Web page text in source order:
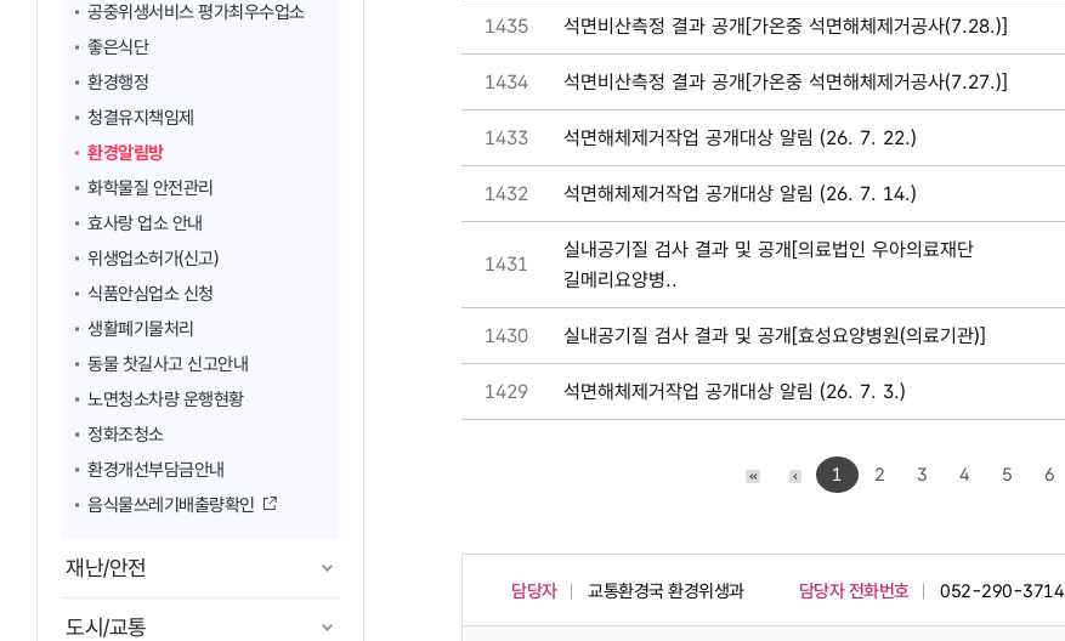
공중위생서비스 평가최우수업소
좋은식단
환경행정
청결유지책임제
환경알림방
화학물질 안전관리
효사랑 업소 안내
위생업소허가(신고)
식품안심업소 신청
생활폐기물처리
동물 찻길사고 신고안내
노면청소차량 운행현황
정화조청소
환경개선부담금안내
음식물쓰레기배출량확인
재난/안전
도시/교통
1435 석면비산측정 결과 공개[가온중 석면해체제거공사(7.28.)]
1434 석면비산측정 결과 공개[가온중 석면해체제거공사(7.27.)]
1433 석면해체제거작업 공개대상 알림 (26. 7. 22.)
1432 석면해체제거작업 공개대상 알림 (26. 7. 14.)
1431
실내공기질 검사 결과 및 공개[의료법인 우아의료재단
길메리요양병..
1430 실내공기질 검사 결과 및 공개[효성요양병원(의료기관)]
1429 석면해체제거작업 공개대상 알림 (26. 7. 3.)
1 2 3 4 5 6
담당자 교통환경국 환경위생과 담당자 전화번호 052-290-3714